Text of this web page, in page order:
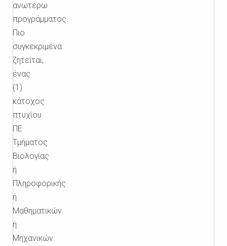
ανωτέρω
προγράμματος.
Πιο
συγκεκριμένα
ζητείται,
ένας
(1)
κάτοχος
πτυχίου
ΠΕ
Τμήματος
Βιολογίας
ή
Πληροφορικής
ή
Μαθηματικών
ή
Μηχανικών